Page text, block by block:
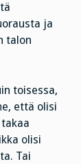
ja
talon
toisessa,
että olisi
olisi
Tai